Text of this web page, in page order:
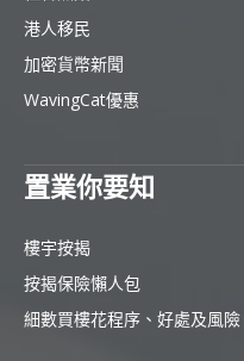
港人移民
加密貨幣新聞
WavingCat優惠
置業你要知
樓宇按揭
按揭保險懶人包
細數買樓花程序、好處及風險